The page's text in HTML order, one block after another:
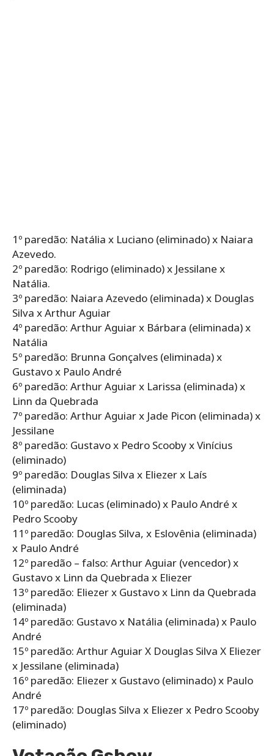
1º paredão: Natália x Luciano (eliminado) x Naiara
Azevedo.
2º paredão: Rodrigo (eliminado) x Jessilane x
Natália.
3º paredão: Naiara Azevedo (eliminada) x Douglas
Silva x Arthur Aguiar
4º paredão: Arthur Aguiar x Bárbara (eliminada) x
Natália
5º paredão: Brunna Gonçalves (eliminada) x
Gustavo x Paulo André
6º paredão: Arthur Aguiar x Larissa (eliminada) x
Linn da Quebrada
7º paredão: Arthur Aguiar x Jade Picon (eliminada) x
Jessilane
8º paredão: Gustavo x Pedro Scooby x Vinícius
(eliminado)
9º paredão: Douglas Silva x Eliezer x Laís
(eliminada)
10º paredão: Lucas (eliminado) x Paulo André x
Pedro Scooby
11º paredão: Douglas Silva, x Eslovênia (eliminada)
x Paulo André
12º paredão – falso: Arthur Aguiar (vencedor) x
Gustavo x Linn da Quebrada x Eliezer
13º paredão: Eliezer x Gustavo x Linn da Quebrada
(eliminada)
14º paredão: Gustavo x Natália (eliminada) x Paulo
André
15º paredão: Arthur Aguiar X Douglas Silva X Eliezer
x Jessilane (eliminada)
16º paredão: Eliezer x Gustavo (eliminado) x Paulo
André
17º paredão: Douglas Silva x Eliezer x Pedro Scooby
(eliminado)